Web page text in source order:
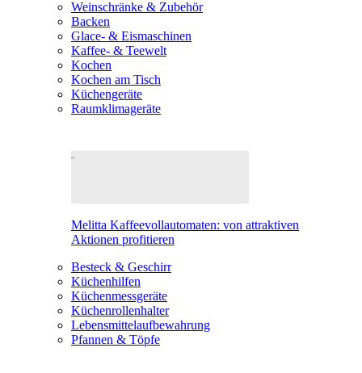
Weinschränke & Zubehör
Backen
Glace- & Eismaschinen
Kaffee- & Teewelt
Kochen
Kochen am Tisch
Küchengeräte
Raumklimageräte
Melitta Kaffeevollautomaten: von attraktiven
Aktionen profitieren
Besteck & Geschirr
Küchenhilfen
Küchenmessgeräte
Küchenrollenhalter
Lebensmittelaufbewahrung
Pfannen & Töpfe